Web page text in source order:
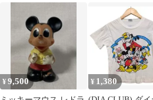
¥9,500 ¥ 1,380